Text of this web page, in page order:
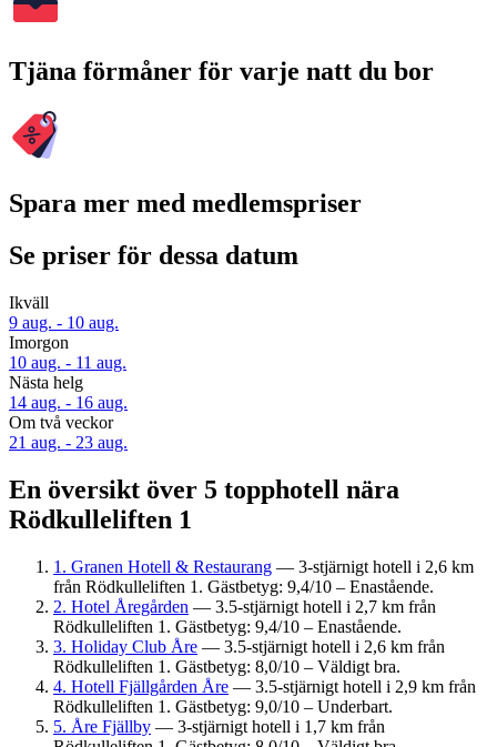
Tjäna förmåner för varje natt du bor
Spara mer med medlemspriser
Se priser för dessa datum
Ikväll
9 aug. - 10 aug.
Imorgon
10 aug. - 11 aug.
Nästa helg
14 aug. - 16 aug.
Om två veckor
21 aug. - 23 aug.
En översikt över 5 topphotell nära
Rödkulleliften 1
1. Granen Hotell & Restaurang — 3-stjärnigt hotell i 2,6 km
från Rödkulleliften 1. Gästbetyg: 9,4/10 – Enastående.
2. Hotel Åregården — 3.5-stjärnigt hotell i 2,7 km från
Rödkulleliften 1. Gästbetyg: 9,4/10 – Enastående.
3. Holiday Club Åre — 3.5-stjärnigt hotell i 2,6 km från
Rödkulleliften 1. Gästbetyg: 8,0/10 – Väldigt bra.
4. Hotell Fjällgården Åre — 3.5-stjärnigt hotell i 2,9 km från
Rödkulleliften 1. Gästbetyg: 9,0/10 – Underbart.
5. Åre Fjällby — 3-stjärnigt hotell i 1,7 km från